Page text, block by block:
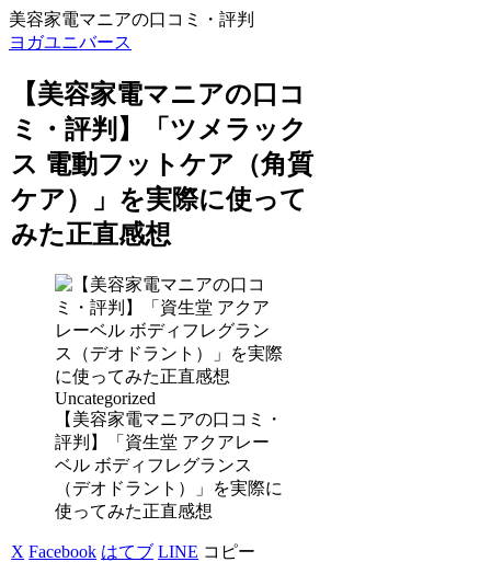
美容家電マニアの口コミ・評判
ヨガユニバース
【美容家電マニアの口コ
ミ・評判】「ツメラック
ス 電動フットケア（角質
ケア）」を実際に使って
みた正直感想
Uncategorized
【美容家電マニアの口コミ・
評判】「資生堂 アクアレー
ベル ボディフレグランス
（デオドラント）」を実際に
使ってみた正直感想
X Facebook はてブ LINE コピー